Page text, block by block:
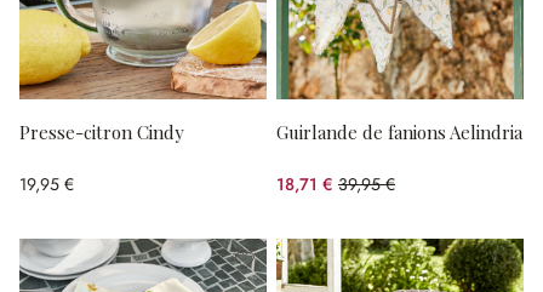
Presse-citron Cindy
19,95 €
Guirlande de fanions Aelindria
18,71 € 39,95 €
(53.17%spared)